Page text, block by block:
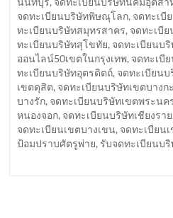
จดทะเบียนบริษัทพิษณุโลก, จดทะเบี
ทะเบียนบริษัทสมุทรสาคร, จดทะเบี
ทะเบียนบริษัทสุโขทัย, จดทะเบียนบ
ออนไลน์50เขตในกรุงเทพ, จดทะเบี
ทะเบียนบริษัทอุตรดิตถ์, จดทะเบียนบ
เขตดุสิต, จดทะเบียนบริษัทเขตบางก
บางรัก, จดทะเบียนบริษัทเขตพระนค
หนองจอก, จดทะเบียนบริษัทเชียงราย
จดทะเบียนเขตบางเขน, จดทะเบียน
ป้อมปราบศัตรูพ่าย, รับจดทะเบียนบ